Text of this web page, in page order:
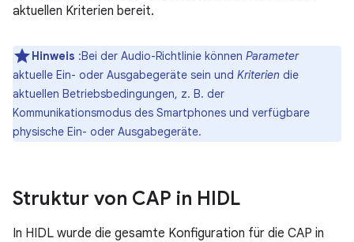
aktuellen Kriterien bereit.
Hinweis :Bei der Audio-Richtlinie können Parameter
aktuelle Ein- oder Ausgabegeräte sein und Kriterien die
aktuellen Betriebsbedingungen, z. B. der
Kommunikationsmodus des Smartphones und verfügbare
physische Ein- oder Ausgabegeräte.
Struktur von CAP in HIDL
In HIDL wurde die gesamte Konfiguration für die CAP in